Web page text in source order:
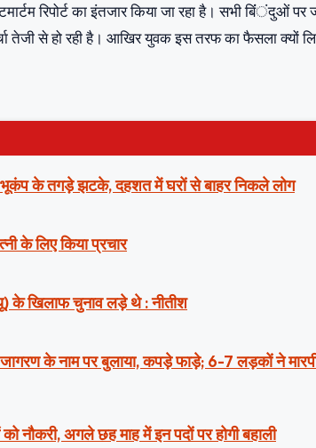
रिपोर्ट का इंतजार किया जा रहा है। सभी ब‍िंंंदुओं पर
तेजी से हो रही है। आख‍िर युवक इस तरफ का फैसला क्‍यों
के तगड़े झटके, दहशत में घरों से बाहर निकले लोग
के लिए किया प्रचार
के खिलाफ चुनाव लड़े थे : नीतीश
के नाम पर बुलाया, कपड़े फाड़े; 6-7 लड़कों ने
नौकरी, अगले छह माह में इन पदों पर होगी बहाली